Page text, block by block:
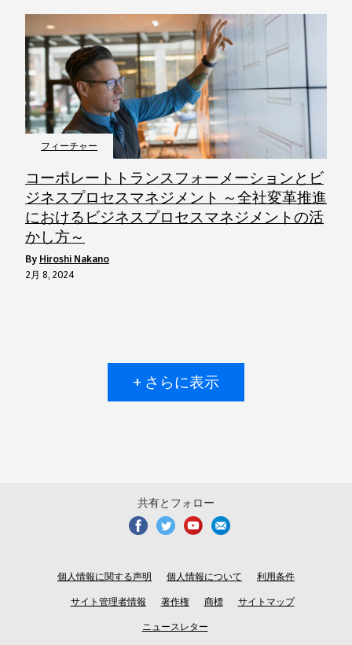
フィーチャー
コーポレートトランスフォーメーションとビ
ジネスプロセスマネジメント ～全社変革推進
におけるビジネスプロセスマネジメントの活
かし方～
by Hiroshi Nakano
2月 8, 2024
+ さらに表示
共有とフォロー
個人情報に関する声明 個人情報について 利用条件
サイト管理者情報 著作権 商標 サイトマップ
ニュースレター